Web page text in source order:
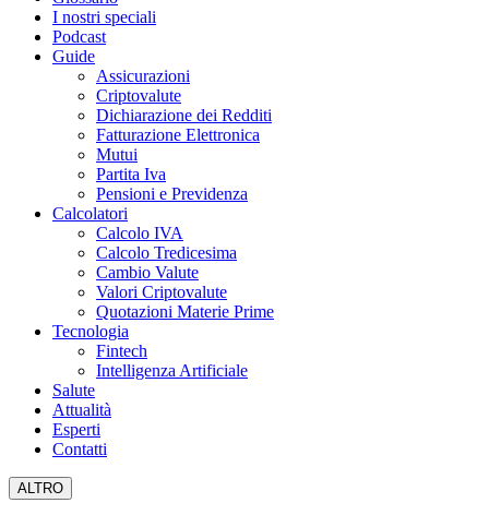
I nostri speciali
Podcast
Guide
Assicurazioni
Criptovalute
Dichiarazione dei Redditi
Fatturazione Elettronica
Mutui
Partita Iva
Pensioni e Previdenza
Calcolatori
Calcolo IVA
Calcolo Tredicesima
Cambio Valute
Valori Criptovalute
Quotazioni Materie Prime
Tecnologia
Fintech
Intelligenza Artificiale
Salute
Attualità
Esperti
Contatti
ALTRO